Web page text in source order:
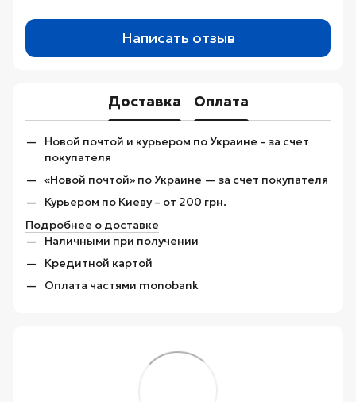
Написать отзыв
Доставка Оплата
Новой почтой и курьером по Украине – за счет
покупателя
«Новой почтой» по Украине — за счет покупателя
Курьером по Киеву – от 200 грн.
Подробнее о доставке
Наличными при получении
Кредитной картой
Оплата частями monobank